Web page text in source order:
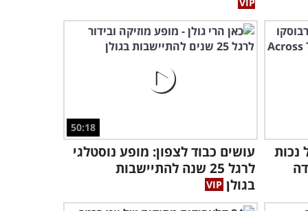
קצרות ולעניין: מופע מצחיק
1:04:54
לחייך רק מלראות אותו עולה
על הבמה!
נכות
50:18
עושים כבוד לצפון: מופע נוסטלגי
לרגל 25 שנה להתיישבות
בגולן